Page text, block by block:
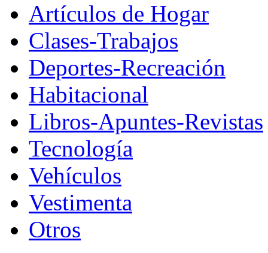
Artículos de Hogar
Clases-Trabajos
Deportes-Recreación
Habitacional
Libros-Apuntes-Revistas
Tecnología
Vehículos
Vestimenta
Otros